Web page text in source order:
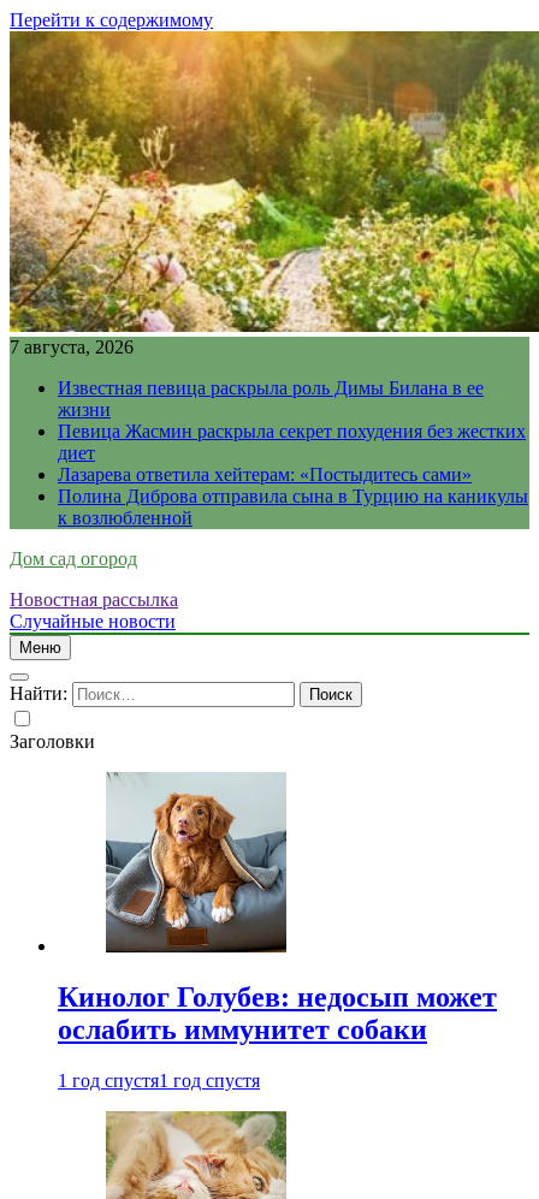
Перейти к содержимому
7 августа, 2026
Известная певица раскрыла роль Димы Билана в ее
жизни
Певица Жасмин раскрыла секрет похудения без жестких
диет
Лазарева ответила хейтерам: «Постыдитесь сами»
Полина Диброва отправила сына в Турцию на каникулы
к возлюбленной
Дом сад огород
Новостная рассылка
Случайные новости
Меню
Найти:
Заголовки
Кинолог Голубев: недосып может
ослабить иммунитет собаки
1 год спустя1 год спустя